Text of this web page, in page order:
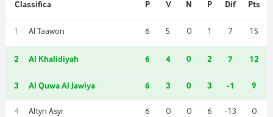
Classifica P V N P Dif Pts
1 Al Taawon 6 5 0 1 7 15
2 Al Khalidiyah 6 4 0 2 7 12
3 Al Quwa Al Jawiya 6 3 0 3 -1 9
4 Altyn Asyr 6 0 0 6 -13 0